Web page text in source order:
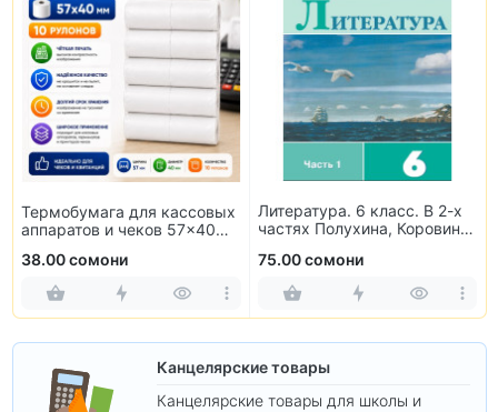
Термобумага для кассовых
аппаратов и чеков 57×40
38.00 сомони
Литература. 6 класс. В 2-х
частях Полухина, Коровина,
75.00 сомони
Канцелярские товары
Канцелярские товары для школы и